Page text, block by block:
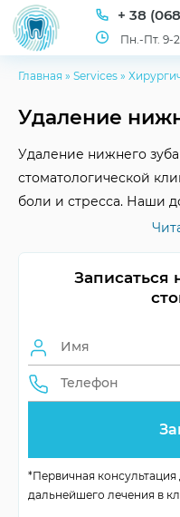
+ 38
Пн.-Пт. 9-
Главная » Services »
Удаление
Удаление нижнего
стоматологической
боли и стресса. Наши
большим опытом,
заметите, как все
операции
операции
Записаться
*Первичная
дальнейшего лечения в